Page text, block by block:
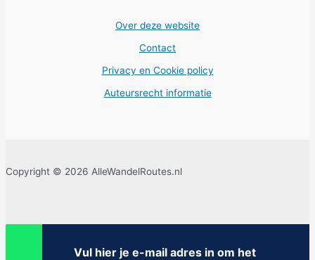
Over deze website
Contact
Privacy en Cookie policy
Auteursrecht informatie
Copyright © 2026 AlleWandelRoutes.nl
Vul hier je e-mail adres in om het